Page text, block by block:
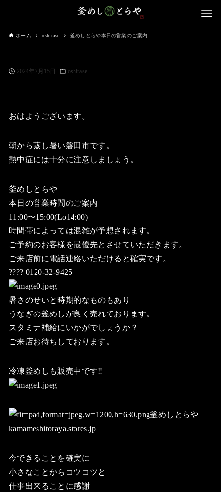
ホーム oshirase 釜めしとらや本日の営業のご案内
2024年7月15日 oshirase
おはようございます。
朝から蒸し暑い磐田市です。
熱中症には十分に注意しましょう。
釜めしとらや
本日の営業時間のご案内
11:00〜15:00(Lo14:00)
時間帯によっては混雑が予想されます。
ご予約のお客様を最優先とさせていただきます。
ご来店前に電話連絡いただけると確実です。
???? 0120-32-9425
暑さのせいと時期的なものもあり
うなぎの釜めしが良く売れております。
スタミナ補給にいかがでしょうか？
ご来店お待ちしております。
冷凍釜めしも販売中です‼️
釜めしとらや
kamameshitoraya.stores.jp
今できることを確実に
小さなことからコツコツと
仕事出来ることに感謝